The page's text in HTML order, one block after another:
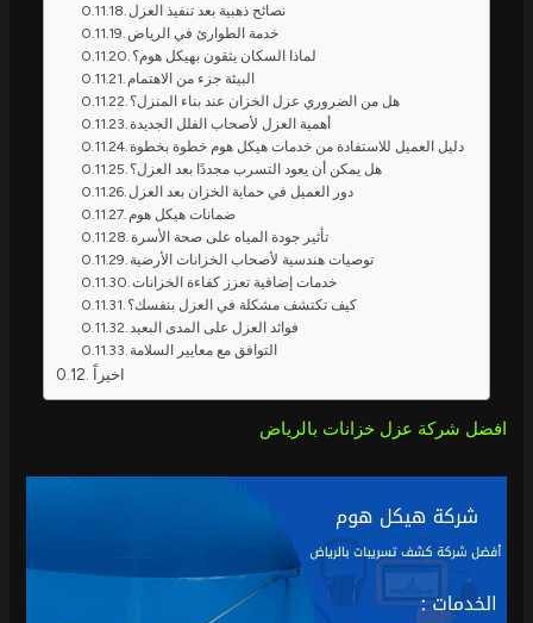
نصائح ذهبية بعد تنفيذ العزل
خدمة الطوارئ في الرياض
لماذا السكان يثقون بهيكل هوم؟
البيئة جزء من الاهتمام
هل من الضروري عزل الخزان عند بناء المنزل؟
أهمية العزل لأصحاب الفلل الجديدة
دليل العميل للاستفادة من خدمات هيكل هوم خطوة بخطوة
هل يمكن أن يعود التسرب مجددًا بعد العزل؟
دور العميل في حماية الخزان بعد العزل
ضمانات هيكل هوم
تأثير جودة المياه على صحة الأسرة
توصيات هندسية لأصحاب الخزانات الأرضية
خدمات إضافية تعزز كفاءة الخزانات
كيف تكتشف مشكلة في العزل بنفسك؟
فوائد العزل على المدى البعيد
التوافق مع معايير السلامة
اخيراً
افضل شركة عزل خزانات بالرياض